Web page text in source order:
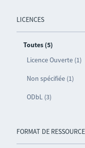
LICENCES
Toutes (5)
Licence Ouverte (1)
Non spécifiée (1)
ODbL (3)
FORMAT DE RESSOURCE